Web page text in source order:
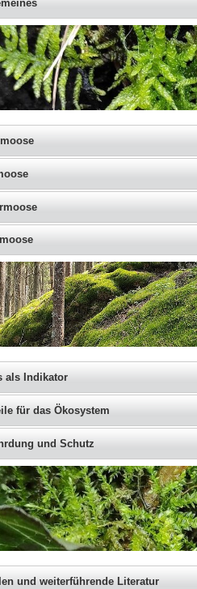
als Indikator
für das Ökosystem
und Schutz
und weiterführende Literatur